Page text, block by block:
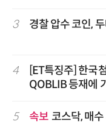
3 경찰 압수 코인,
4
[ET특징주] 한국
QOBLIB 등재에
5 속보 코스닥, 매